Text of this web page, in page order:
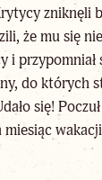
zniknęli
że mu się
i
do których
się!
miesiąc